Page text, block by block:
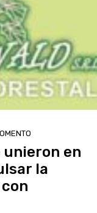
unieron en
la